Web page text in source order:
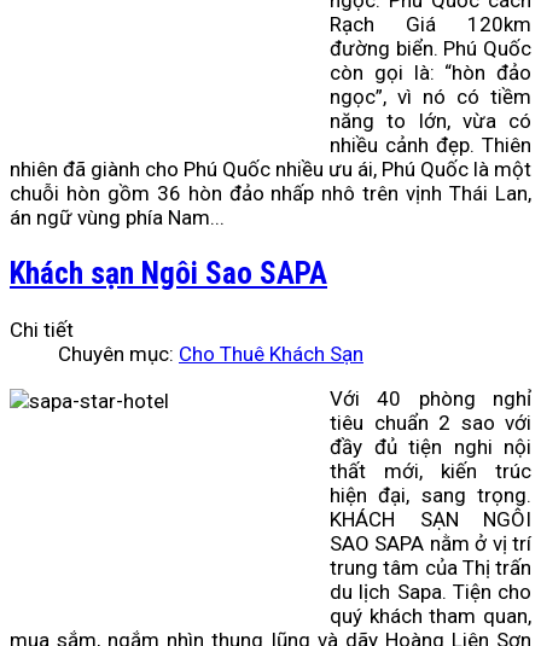
Rạch Giá 120km
đường biển. Phú Quốc
còn gọi là: “hòn đảo
ngọc”, vì nó có tiềm
năng to lớn, vừa có
nhiều cảnh đẹp. Thiên
nhiên đã giành cho Phú Quốc nhiều ưu ái, Phú Quốc là một
chuỗi hòn gồm 36 hòn đảo nhấp nhô trên vịnh Thái Lan,
án ngữ vùng phía Nam...
Khách sạn Ngôi Sao SAPA
Chi tiết
Chuyên mục: Cho Thuê Khách Sạn
Với 40 phòng nghỉ
tiêu chuẩn 2 sao với
đầy đủ tiện nghi nội
thất mới, kiến trúc
hiện đại, sang trọng.
KHÁCH SẠN NGÔI
SAO SAPA nằm ở vị trí
trung tâm của Thị trấn
du lịch Sapa. Tiện cho
quý khách tham quan,
mua sắm, ngắm nhìn thung lũng và dãy Hoàng Liên Sơn